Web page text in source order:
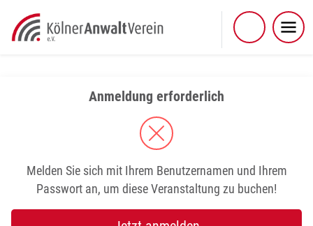
content
Anmeldung erforderlich
Melden Sie sich mit Ihrem Benutzernamen und Ihrem
Passwort an, um diese Veranstaltung zu buchen!